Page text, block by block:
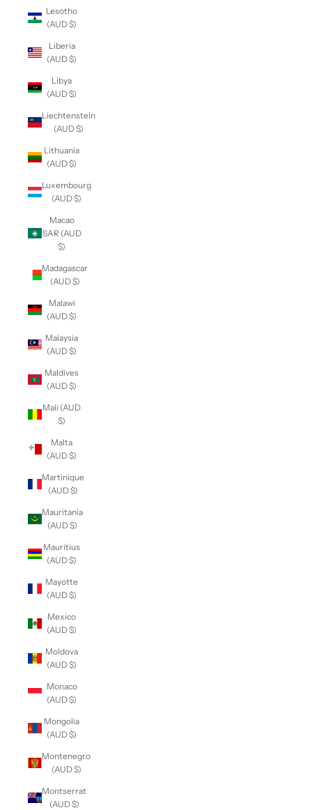
Lesotho
(AUD $)
Liberia
(AUD $)
Libya
(AUD $)
Liechtenstein
(AUD $)
Lithuania
(AUD $)
Luxembourg
(AUD $)
Macao
SAR (AUD
$)
Madagascar
(AUD $)
Malawi
(AUD $)
Malaysia
(AUD $)
Maldives
(AUD $)
Mali (AUD
$)
Malta
(AUD $)
Martinique
(AUD $)
Mauritania
(AUD $)
Mauritius
(AUD $)
Mayotte
(AUD $)
Mexico
(AUD $)
Moldova
(AUD $)
Monaco
(AUD $)
Mongolia
(AUD $)
Montenegro
(AUD $)
Montserrat
(AUD $)